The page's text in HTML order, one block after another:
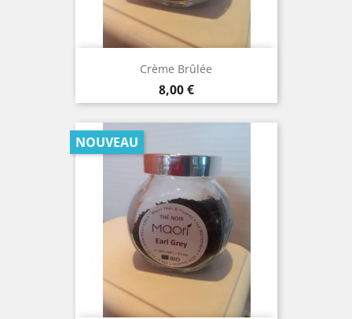
Crème Brûlée
Prix
8,00 €
NOUVEAU